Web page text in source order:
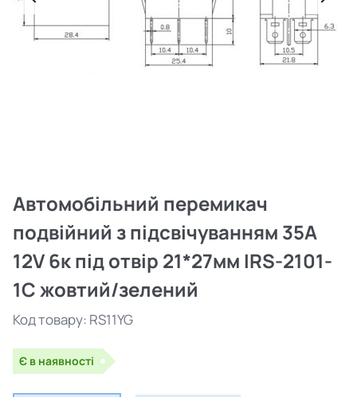
Автомобільний перемикач
подвійний з підсвічуванням 35A
12V 6к під отвір 21*27мм IRS-2101-
1C жовтий/зелений
Код товару: RS11YG
Є в наявності